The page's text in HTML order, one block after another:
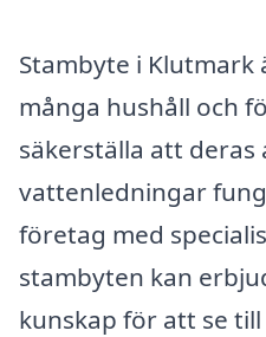
Stambyte i
många hushåll och
säkerställa att deras
vattenledningar
företag med
stambyten kan
kunskap för att se